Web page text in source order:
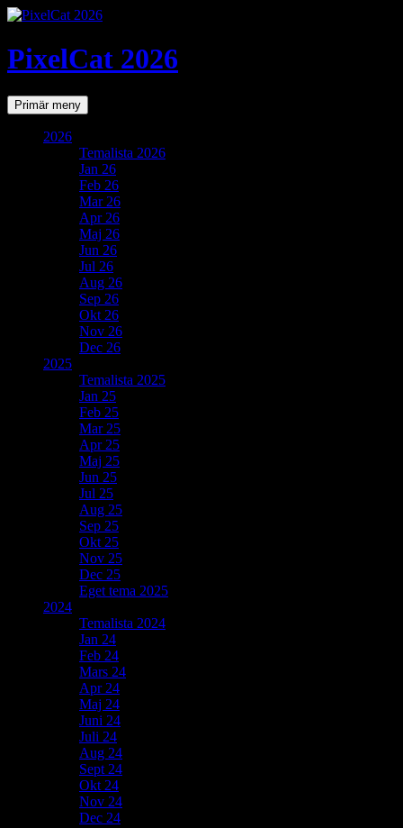
PixelCat 2026
SökPrimär meny Gå
till
2026
Temalista 2026
Jan 26
Feb 26
Mar 26
Apr 26
Maj 26
Jun 26
Jul 26
Aug 26
Sep 26
Okt 26
Nov 26
Dec 26
2025
Temalista 2025
Jan 25
Feb 25
Mar 25
Apr 25
Maj 25
Jun 25
Jul 25
Aug 25
Sep 25
Okt 25
Nov 25
Dec 25
Eget tema 2025
2024
Temalista 2024
Jan 24
Feb 24
Mars 24
Apr 24
Maj 24
Juni 24
Juli 24
Aug 24
Sept 24
Okt 24
Nov 24
Dec 24